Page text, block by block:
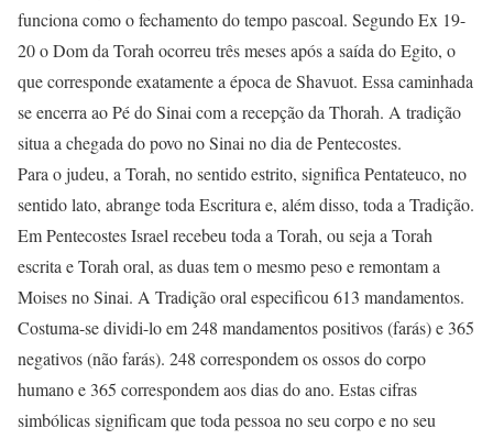
funciona como o fechamento do tempo pascoal. Segundo Ex 19-
20 o Dom da Torah ocorreu três meses após a saída do Egito, o
que corresponde exatamente a época de Shavuot. Essa caminhada
se encerra ao Pé do Sinai com a recepção da Thorah. A tradição
situa a chegada do povo no Sinai no dia de Pentecostes.
Para o judeu, a Torah, no sentido estrito, significa Pentateuco, no
sentido lato, abrange toda Escritura e, além disso, toda a Tradição.
Em Pentecostes Israel recebeu toda a Torah, ou seja a Torah
escrita e Torah oral, as duas tem o mesmo peso e remontam a
Moises no Sinai. A Tradição oral especificou 613 mandamentos.
Costuma-se dividi-lo em 248 mandamentos positivos (farás) e 365
negativos (não farás). 248 correspondem os ossos do corpo
humano e 365 correspondem aos dias do ano. Estas cifras
simbólicas significam que toda pessoa no seu corpo e no seu